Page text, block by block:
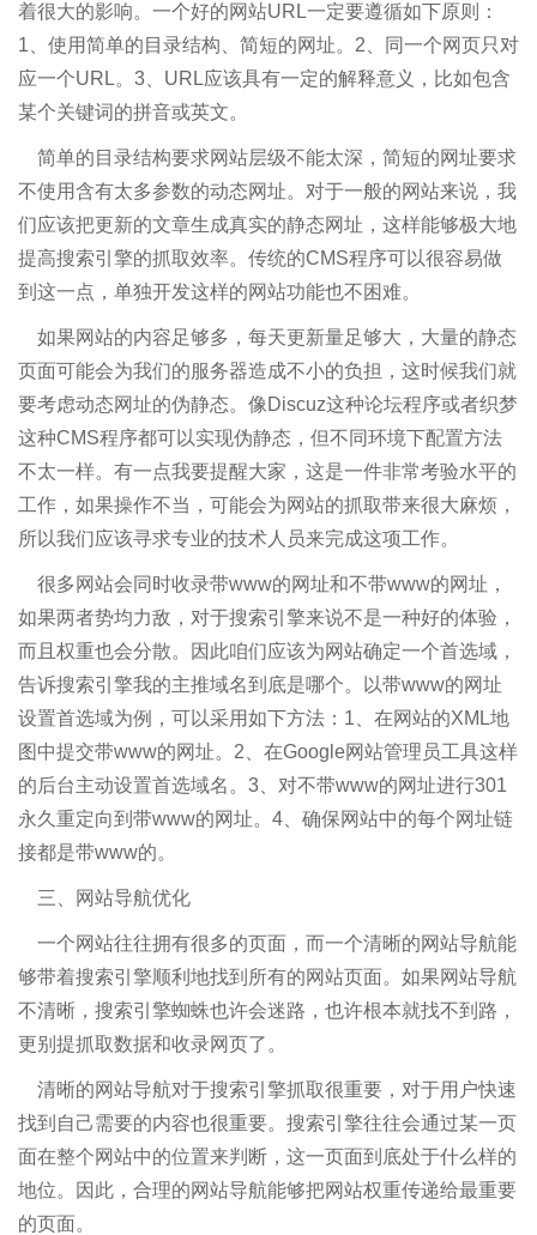
着很大的影响。一个好的网站URL一定要遵循如下原则：
1、使用简单的目录结构、简短的网址。2、同一个网页只对
应一个URL。3、URL应该具有一定的解释意义，比如包含
某个关键词的拼音或英文。
简单的目录结构要求网站层级不能太深，简短的网址要求
不使用含有太多参数的动态网址。对于一般的网站来说，我
们应该把更新的文章生成真实的静态网址，这样能够极大地
提高搜索引擎的抓取效率。传统的CMS程序可以很容易做
到这一点，单独开发这样的网站功能也不困难。
如果网站的内容足够多，每天更新量足够大，大量的静态
页面可能会为我们的服务器造成不小的负担，这时候我们就
要考虑动态网址的伪静态。像Discuz这种论坛程序或者织梦
这种CMS程序都可以实现伪静态，但不同环境下配置方法
不太一样。有一点我要提醒大家，这是一件非常考验水平的
工作，如果操作不当，可能会为网站的抓取带来很大麻烦，
所以我们应该寻求专业的技术人员来完成这项工作。
很多网站会同时收录带www的网址和不带www的网址，
如果两者势均力敌，对于搜索引擎来说不是一种好的体验，
而且权重也会分散。因此咱们应该为网站确定一个首选域，
告诉搜索引擎我的主推域名到底是哪个。以带www的网址
设置首选域为例，可以采用如下方法：1、在网站的XML地
图中提交带www的网址。2、在Google网站管理员工具这样
的后台主动设置首选域名。3、对不带www的网址进行301
永久重定向到带www的网址。4、确保网站中的每个网址链
接都是带www的。
三、网站导航优化
一个网站往往拥有很多的页面，而一个清晰的网站导航能
够带着搜索引擎顺利地找到所有的网站页面。如果网站导航
不清晰，搜索引擎蜘蛛也许会迷路，也许根本就找不到路，
更别提抓取数据和收录网页了。
清晰的网站导航对于搜索引擎抓取很重要，对于用户快速
找到自己需要的内容也很重要。搜索引擎往往会通过某一页
面在整个网站中的位置来判断，这一页面到底处于什么样的
地位。因此，合理的网站导航能够把网站权重传递给最重要
的页面。